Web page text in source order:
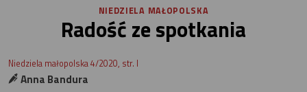
NIEDZIELA MAŁOPOLSKA
Radość ze spotkania
Niedziela małopolska 4/2020, str. I
Anna Bandura